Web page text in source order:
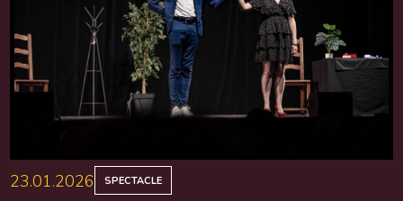
23.01.2026 SPECTACLE